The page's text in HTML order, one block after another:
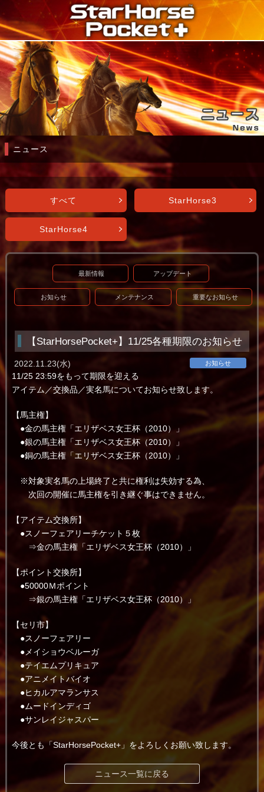
ニュース
すべて StarHorse3
StarHorse4
最新情報 アップデート
お知らせ メンテナンス 重要なお知らせ
【StarHorsePocket+】11/25各種期限のお知らせ
お知らせ
2022.11.23(水)
11/25 23:59をもって期限を迎える
アイテム／交換品／実名馬についてお知らせ致します。
【馬主権】
●金の馬主権「エリザベス女王杯（2010）」
●銀の馬主権「エリザベス女王杯（2010）」
●銅の馬主権「エリザベス女王杯（2010）」
※対象実名馬の上場終了と共に権利は失効する為、
次回の開催に馬主権を引き継ぐ事はできません。
【アイテム交換所】
●スノーフェアリーチケット５枚
⇒金の馬主権「エリザベス女王杯（2010）」
【ポイント交換所】
●50000Ｍポイント
⇒銀の馬主権「エリザベス女王杯（2010）」
【セリ市】
●スノーフェアリー
●メイショウベルーガ
●テイエムプリキュア
●アニメイトバイオ
●ヒカルアマランサス
●ムードインディゴ
●サンレイジャスパー
今後とも「StarHorsePocket+」をよろしくお願い致します。
ニュース一覧に戻る